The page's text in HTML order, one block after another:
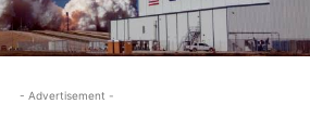
- Advertisement -